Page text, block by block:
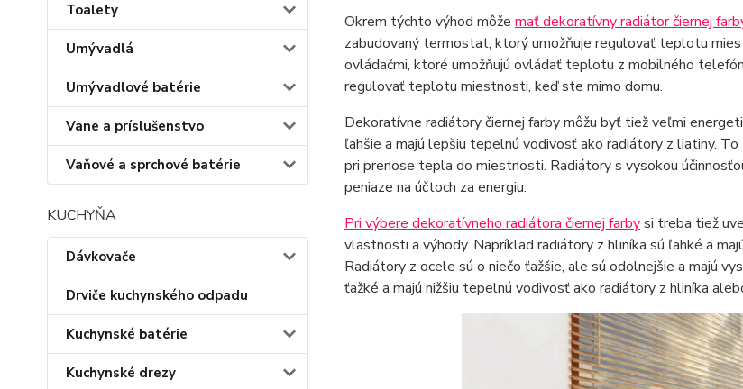
Toalety
Umývadlá
Umývadlové batérie
Vane a príslušenstvo
Vaňové a sprchové batérie
KUCHYŇA
Dávkovače
Drviče kuchynského odpadu
Kuchynské batérie
Kuchynské drezy
Okrem týchto výhod môže mať dekoratívny radiátor čiernej
zabudovaný termostat, ktorý umožňuje regulovať teplotu
ovládačmi, ktoré umožňujú ovládať teplotu z mobilného
regulovať teplotu miestnosti, keď ste mimo domu.
Dekoratívne radiátory čiernej farby môžu byť tiež veľmi
ľahšie a majú lepšiu tepelnú vodivosť ako radiátory z liatiny.
pri prenose tepla do miestnosti. Radiátory s vysokou
peniaze na účtoch za energiu.
Pri výbere dekoratívneho radiátora čiernej farbysi treba tiež
vlastnosti a výhody. Napríklad radiátory z hliníka sú ľahké a
Radiátory z ocele sú o niečo ťažšie, ale sú odolnejšie a majú
ťažké a majú nižšiu tepelnú vodivosť ako radiátory z hliníka